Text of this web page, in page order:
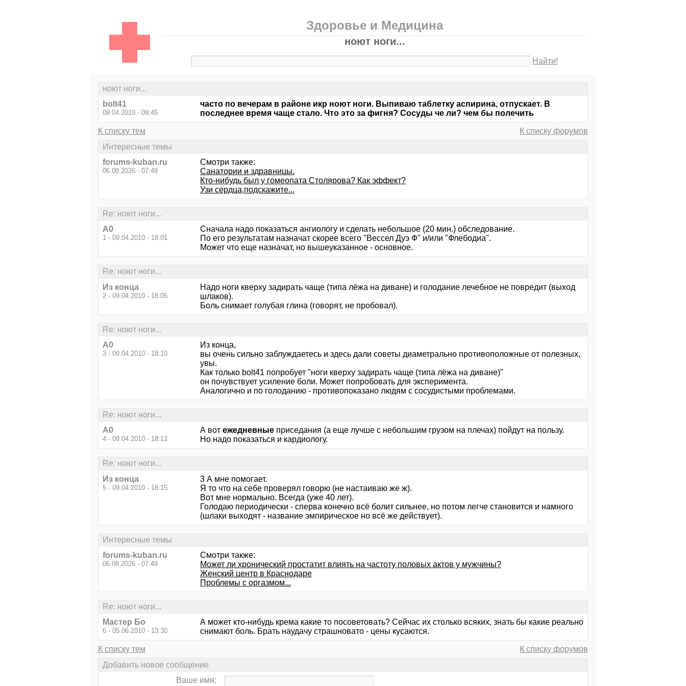
Здоровье и Медицина
ноют ноги...
Найти!
ноют ноги...
bolt41
09.04.2010 - 09:45
часто по вечерам в районе икр ноют ноги. Выпиваю таблетку аспирина, отпускает. В
последнее время чаще стало. Что это за фигня? Сосуды че ли? чем бы полечить
К списку тем
К списку форумов
Интересные темы
forums-kuban.ru
06.08.2026 - 07:49
Смотри также:
Санатории и здравницы.
Кто-нибудь был у гомеопата Столярова? Как эффект?
Узи сердца,подскажите...
Re: ноют ноги...
А0
1 - 09.04.2010 - 18:01
Сначала надо показаться ангиологу и сделать небольшое (20 мин.) обследование.
По его результатам назначат скорее всего "Вессел Дуэ Ф" и/или "Флебодиа".
Может что еще назначат, но вышеуказанное - основное.
Re: ноют ноги...
Из конца
2 - 09.04.2010 - 18:05
Надо ноги кверху задирать чаще (типа лёжа на диване) и голодание лечебное не повредит (выход
шлаков).
Боль снимает голубая глина (говорят, не пробовал).
Re: ноют ноги...
А0
3 - 09.04.2010 - 18:10
Из конца,
вы очень сильно заблуждаетесь и здесь дали советы диаметрально противоположные от полезных,
увы.
Как только bolt41 попробует "ноги кверху задирать чаще (типа лёжа на диване)"
он почувствует усиление боли. Может попробовать для эксперимента.
Аналогично и по голоданию - противопоказано людям с сосудистыми проблемами.
Re: ноют ноги...
А0
4 - 09.04.2010 - 18:12
А вот ежедневные приседания (а еще лучше с небольшим грузом на плечах) пойдут на пользу.
Но надо показаться и кардиологу.
Re: ноют ноги...
Из конца
5 - 09.04.2010 - 18:15
3 А мне помогает.
Я то что на себе проверял говорю (не настаиваю же ж).
Вот мне нормально. Всегда (уже 40 лет).
Голодаю периодически - сперва конечно всё болит сильнее, но потом легче становится и намного
(шлаки выходят - название эмпирическое но всё же действует).
Интересные темы
forums-kuban.ru
06.08.2026 - 07:49
Смотри также:
Может ли хронический простатит влиять на частоту половых актов у мужчины?
Женский центр в Краснодаре
Проблемы с оргазмом...
Re: ноют ноги...
Мастер Бо
6 - 05.06.2010 - 13:30
А может кто-нибудь крема какие то посоветовать? Сейчас их столько всяких, знать бы какие реально
снимают боль. Брать наудачу страшновато - цены кусаются.
К списку тем
К списку форумов
Добавить новое сообщение
Ваше имя: